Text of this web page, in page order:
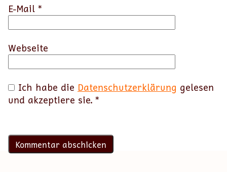
E-Mail *
Webseite
Ich habe die Datenschutzerklärung gelesen
und akzeptiere sie. *